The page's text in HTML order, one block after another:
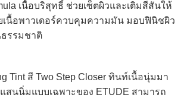
เนื้อบริสุทธิ์ ช่วยเซ็ตผิวและเติมสีสันให้
เนื้อพาวเดอร์ควบคุมความมัน มอบฟินิชผิว
ธรรมชาติ
Tint สี Two Step Closer ทินท์เนื้อนุ่มมา
สนนิ่มแบบเฉพาะของ ETUDE สามารถ